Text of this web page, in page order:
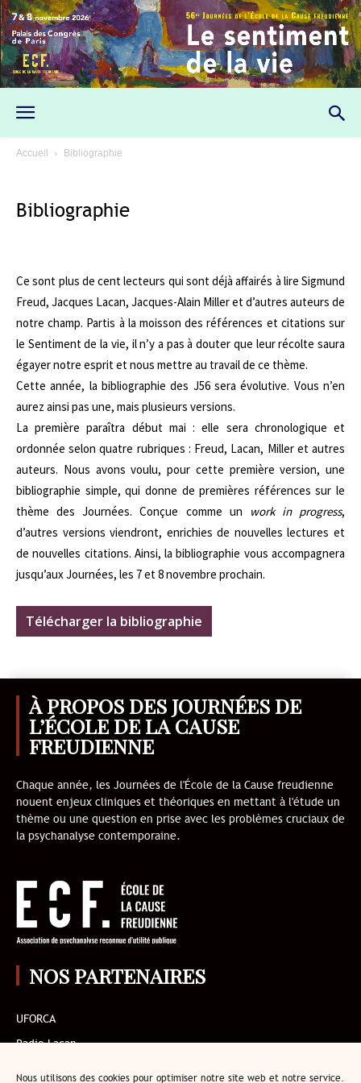
Nous utilisons des cookies pour optimiser notre site web et notre service.
Accueil Bibliographie
Bibliographie
Ce sont plus de cent lecteurs qui sont déjà affairés à lire Sigmund
Freud, Jacques Lacan, Jacques-Alain Miller et d’autres auteurs de
notre champ. Partis à la moisson des références et citations sur
le Sentiment de la vie, il n’y a pas à douter que leur récolte saura
égayer notre esprit et nous mettre au travail de ce thème.
Cette année, la bibliographie des J56 sera évolutive. Vous n’en
aurez ainsi pas une, mais plusieurs versions.
La première paraîtra début mai : elle sera chronologique et
ordonnée selon quatre rubriques : Freud, Lacan, Miller et autres
auteurs. Nous avons voulu, pour cette première version, une
bibliographie simple, qui donne de premières références sur le
thème des Journées. Conçue comme un
work in progress,
d’autres versions viendront, enrichies de nouvelles lectures et
de nouvelles citations. Ainsi, la bibliographie vous accompagnera
jusqu’aux Journées, les 7 et 8 novembre prochain.
Télécharger la bibliographie
À PROPOS DES JOURNÉES DE
L’ÉCOLE DE LA CAUSE
FREUDIENNE
Chaque année, les Journées de l'École de la Cause freudienne
nouent enjeux cliniques et théoriques en mettant à l'étude un
thème ou une question en prise avec les problèmes cruciaux de
la psychanalyse contemporaine.
NOS PARTENAIRES
UFORCA
Radio Lacan